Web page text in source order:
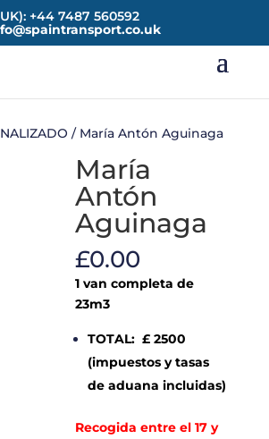
+44 7487 560592
/ María Antón Aguinaga
María
Antón
Aguinaga
£0.00
1 van completa de
23m3
TOTAL: £ 2500
(impuestos y tasas
de aduana incluidas)
Recogida entre el 17 y